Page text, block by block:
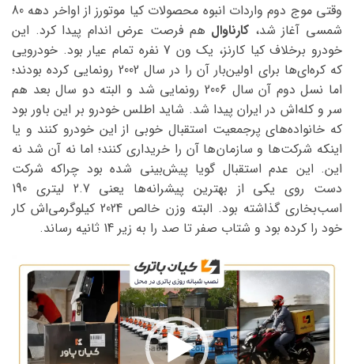
وقتی موج دوم واردات انبوه محصولات کیا موتورز از اواخر دهه 80
شمسی آغاز شد، کارناوال هم فرصت عرض اندام پیدا کرد. این
خودرو برخلاف کیا کارنز، یک ون 7 نفره تمام عیار بود. خودرویی
که کره‌ای‌ها برای اولین‌بار آن را در سال 2002 رونمایی کرده بودند؛
اما نسل دوم آن سال 2006 رونمایی شد و البته دو سال بعد هم
سر و کله‌اش در ایران پیدا شد. شاید اطلس خودرو بر این باور بود
که خانواده‌های پرجمعیت استقبال خوبی از این خودرو کنند و یا
اینکه شرکت‌ها و سازمان‌ها آن را خریداری کنند؛ اما نه آن شد نه
این. این عدم استقبال گویا پیش‌بینی شده بود چراکه شرکت
دست روی یکی از بهترین پیشرانه‌ها یعنی 2.7 لیتری 190
اسب‌بخاری گذاشته بود. البته وزن خالص 2024 کیلوگرمی‌اش کار
خود را کرده بود و شتاب صفر تا صد را به زیر 14 ثانیه رساند.
نمایشگر
ویدیو